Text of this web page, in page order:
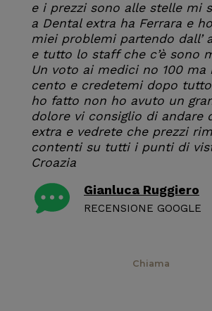
e i prezzi sono alle stelle mi
a Dental extra ha Ferrara e
miei problemi partendo dall’
e tutto lo staff che c’è sono
Un voto ai medici no 100 ma
cento e credetemi dopo
ho fatto non ho avuto un
dolore vi consiglio di andare
extra e vedrete che prezzi
contenti su tutti i punti di
Croazia
Gianluca Ruggiero
RECENSIONE GOOGLE
Chiama